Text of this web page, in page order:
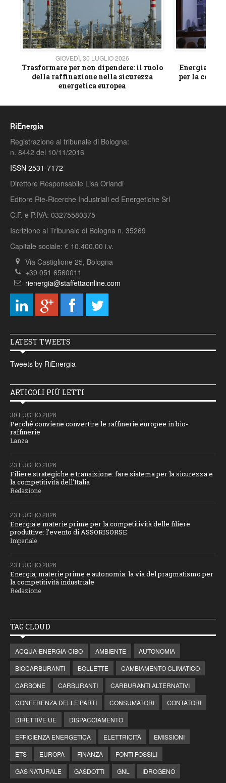
GIOVEDÌ, 30 LUGLIO 2026
Trasformare per non dipendere: il ruolo
della raffinazione nella sicurezza
energetica europea
Energia e
per la
RiEnergia
Registrazione al tribunale di Bologna:
n. 8442 del 10/11/2016
ISSN 2531-7172
Direttore Responsabile Lisa Orlandi
Editore Rie-Ricerche Industriali ed Energetiche Srl
C.F. e P.IVA: 03275580375
Iscrizione al Tribunale di Bologna n. 35269
Capitale sociale: € 10.400,00 i.v.
Via Castiglione 25, Bologna
+39 051 6560011
rienergia@staffettaonline.com
LATEST TWEETS
Tweets by RiEnergia
ARTICOLI PIÙ LETTI
30 LUGLIO 2026
Perché conviene convertire le raffinerie europee in bio-
raffinerie
Lanza
23 LUGLIO 2026
Filiere strategiche e transizione: fare sistema per la sicurezza e
la competitività dell'Italia
Redazione
23 LUGLIO 2026
Energia e materie prime per la competitività delle filiere
produttive: l’evento di ASSORISORSE
Imperiale
23 LUGLIO 2026
Energia, materie prime e autonomia: la via del pragmatismo per
la competitività industriale
Redazione
TAG CLOUD
ACQUA-ENERGIA-CIBO AMBIENTE
AUTONOMIA
BIOCARBURANTI
BOLLETTE
CAMBIAMENTO CLIMATICO
CARBONE
CARBURANTI
CARBURANTI ALTERNATIVI
CONFERENZA DELLE PARTI
CONSUMATORI
CONTATORI
DIRETTIVE UE
DISPACCIAMENTO
EFFICIENZA ENERGETICA
ELETTRICITÀ
EMISSIONI
ETS
EUROPA FINANZA
FONTI FOSSILI
GAS NATURALE
GASDOTTI GNL IDROGENO